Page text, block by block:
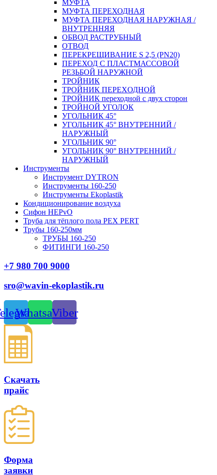
МУФТА
МУФТА ПЕРЕХОДНАЯ
МУФТА ПЕРЕХОДНАЯ НАРУЖНАЯ /
ВНУТРЕННЯЯ
ОБВОД РАСТРУБНЫЙ
ОТВОД
ПЕРЕКРЕЩИВАНИЕ S 2,5 (PN20)
ПЕРЕХОД С ПЛАСТМАССОВОЙ
РЕЗЬБОЙ НАРУЖНОЙ
ТРОЙНИК
ТРОЙНИК ПЕРЕXОДНОЙ
ТРОЙНИК переходной с двух сторон
ТРОЙНОЙ УГОЛОК
УГОЛЬНИК 45°
УГОЛЬНИК 45° ВНУТРЕННИЙ /
НАРУЖНЫЙ
УГОЛЬНИК 90°
УГОЛЬНИК 90° ВНУТРЕННИЙ /
НАРУЖНЫЙ
Инструменты
Инструмент DYTRON
Инструменты 160-250
Инструменты Ekoplastik
Кондиционирование воздуха
Сифон HEPvO
Труба для тёплого пола PEX PERT
Трубы 160-250мм
ТРУБЫ 160-250
ФИТИНГИ 160-250
+7 980 700 9000
sro@wavin-ekoplastik.ru
WhatsappViber
Скачать
прайс
Форма
заявки